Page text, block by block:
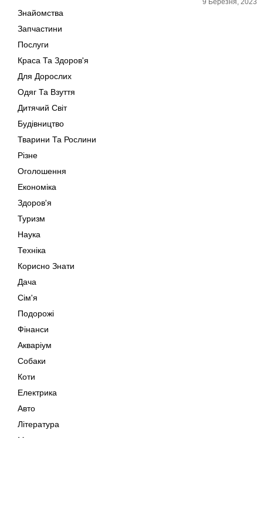
Знайомства
Запчастини
Послуги
Краса Та Здоров'я
Для Дорослих
Одяг Та Взуття
Дитячий Світ
Будівництво
Тварини Та Рослини
Різне
Оголошення
Економіка
Здоров'я
Туризм
Наука
Техніка
Корисно Знати
Дача
Сім'я
Подорожі
Фінанси
Акваріум
Собаки
Коти
Електрика
Авто
Література
Музика
9 Березня, 2023